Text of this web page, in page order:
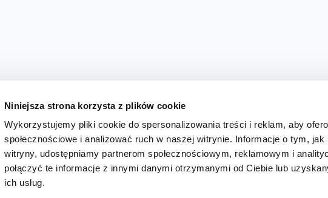
Niniejsza strona korzysta z plików cookie
Wykorzystujemy pliki cookie do spersonalizowania treści i reklam, aby
społecznościowe i analizować ruch w naszej witrynie. Informacje o tym,
witryny, udostępniamy partnerom społecznościowym, reklamowym i
połączyć te informacje z innymi danymi otrzymanymi od Ciebie lub
ich usług.
KURS RYSUNKU GDAŃSKKURSY ONLINEARTYKUŁY GALERIA